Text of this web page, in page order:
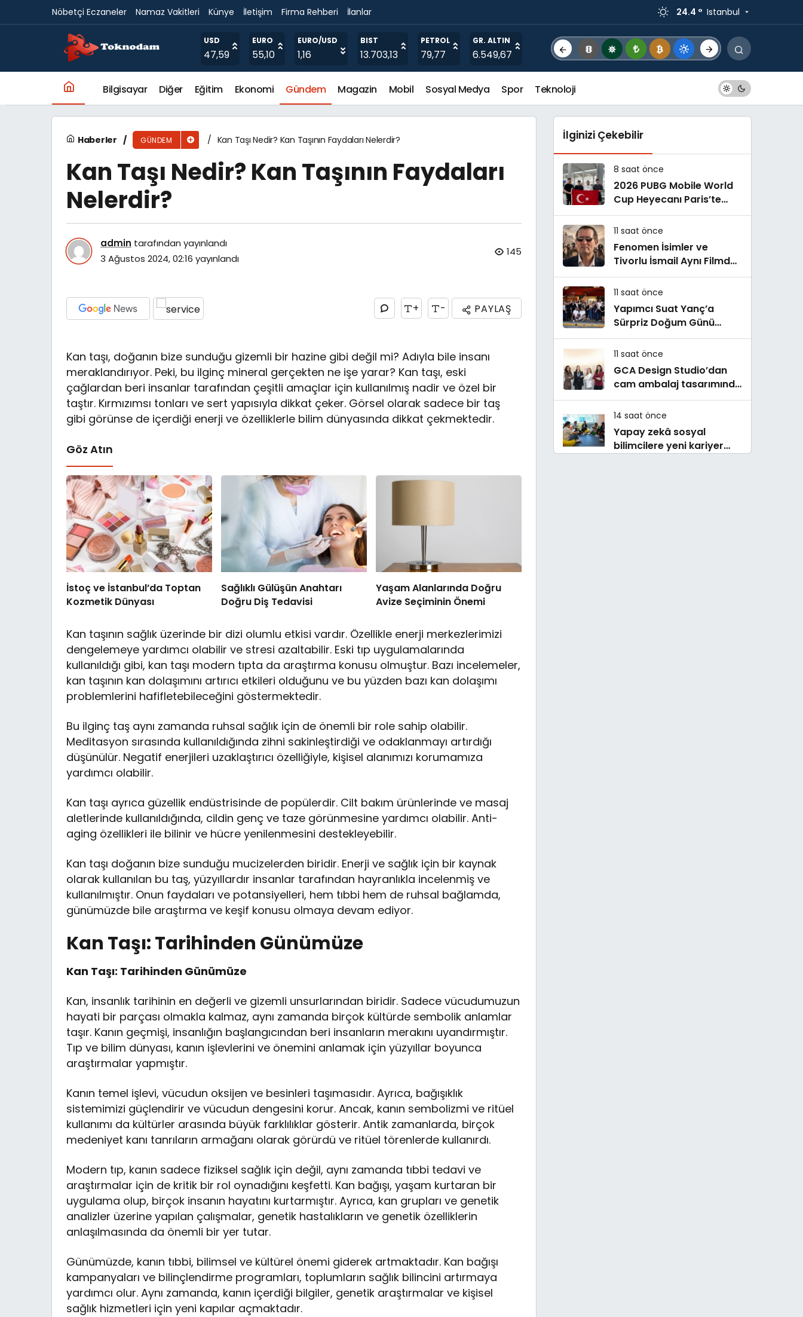
Nöbetçi Eczaneler Namaz Vakitleri Künye İletişim Firma Rehberi İlanlar 24.4 ° Istanbul
USD
47,59
EURO
55,10
EURO/USD
1,16
BIST
13.703,13
PETROL
79,77
GR. ALTIN
6.549,67
Bilgisayar Diğer Eğitim Ekonomi Gündem Magazin Mobil Sosyal Medya Spor Teknoloji
Haberler GÜNDEM Kan Taşı Nedir? Kan Taşının Faydaları Nelerdir?
Kan Taşı Nedir? Kan Taşının Faydaları
Nelerdir?
admin tarafından yayınlandı
3 Ağustos 2024, 02:16 yayınlandı
145
+ - PAYLAŞ
Kan taşı, doğanın bize sunduğu gizemli bir hazine gibi değil mi? Adıyla bile insanı
meraklandırıyor. Peki, bu ilginç mineral gerçekten ne işe yarar? Kan taşı, eski
çağlardan beri insanlar tarafından çeşitli amaçlar için kullanılmış nadir ve özel bir
taştır. Kırmızımsı tonları ve sert yapısıyla dikkat çeker. Görsel olarak sadece bir taş
gibi görünse de içerdiği enerji ve özelliklerle bilim dünyasında dikkat çekmektedir.
Göz Atın
İstoç ve İstanbul’da Toptan
Kozmetik Dünyası
Sağlıklı Gülüşün Anahtarı
Doğru Diş Tedavisi
Yaşam Alanlarında Doğru
Avize Seçiminin Önemi
Kan taşının sağlık üzerinde bir dizi olumlu etkisi vardır. Özellikle enerji merkezlerimizi
dengelemeye yardımcı olabilir ve stresi azaltabilir. Eski tıp uygulamalarında
kullanıldığı gibi, kan taşı modern tıpta da araştırma konusu olmuştur. Bazı incelemeler,
kan taşının kan dolaşımını artırıcı etkileri olduğunu ve bu yüzden bazı kan dolaşımı
problemlerini hafifletebileceğini göstermektedir.
Bu ilginç taş aynı zamanda ruhsal sağlık için de önemli bir role sahip olabilir.
Meditasyon sırasında kullanıldığında zihni sakinleştirdiği ve odaklanmayı artırdığı
düşünülür. Negatif enerjileri uzaklaştırıcı özelliğiyle, kişisel alanımızı korumamıza
yardımcı olabilir.
Kan taşı ayrıca güzellik endüstrisinde de popülerdir. Cilt bakım ürünlerinde ve masaj
aletlerinde kullanıldığında, cildin genç ve taze görünmesine yardımcı olabilir. Anti-
aging özellikleri ile bilinir ve hücre yenilenmesini destekleyebilir.
Kan taşı doğanın bize sunduğu mucizelerden biridir. Enerji ve sağlık için bir kaynak
olarak kullanılan bu taş, yüzyıllardır insanlar tarafından hayranlıkla incelenmiş ve
kullanılmıştır. Onun faydaları ve potansiyelleri, hem tıbbi hem de ruhsal bağlamda,
günümüzde bile araştırma ve keşif konusu olmaya devam ediyor.
Kan Taşı: Tarihinden Günümüze
Kan Taşı: Tarihinden Günümüze
Kan, insanlık tarihinin en değerli ve gizemli unsurlarından biridir. Sadece vücudumuzun
hayati bir parçası olmakla kalmaz, aynı zamanda birçok kültürde sembolik anlamlar
taşır. Kanın geçmişi, insanlığın başlangıcından beri insanların merakını uyandırmıştır.
Tıp ve bilim dünyası, kanın işlevlerini ve önemini anlamak için yüzyıllar boyunca
araştırmalar yapmıştır.
Kanın temel işlevi, vücudun oksijen ve besinleri taşımasıdır. Ayrıca, bağışıklık
sistemimizi güçlendirir ve vücudun dengesini korur. Ancak, kanın sembolizmi ve ritüel
kullanımı da kültürler arasında büyük farklılıklar gösterir. Antik zamanlarda, birçok
medeniyet kanı tanrıların armağanı olarak görürdü ve ritüel törenlerde kullanırdı.
Modern tıp, kanın sadece fiziksel sağlık için değil, aynı zamanda tıbbi tedavi ve
araştırmalar için de kritik bir rol oynadığını keşfetti. Kan bağışı, yaşam kurtaran bir
uygulama olup, birçok insanın hayatını kurtarmıştır. Ayrıca, kan grupları ve genetik
analizler üzerine yapılan çalışmalar, genetik hastalıkların ve genetik özelliklerin
anlaşılmasında da önemli bir yer tutar.
Günümüzde, kanın tıbbi, bilimsel ve kültürel önemi giderek artmaktadır. Kan bağışı
kampanyaları ve bilinçlendirme programları, toplumların sağlık bilincini artırmaya
yardımcı olur. Aynı zamanda, kanın içerdiği bilgiler, genetik araştırmalar ve kişisel
sağlık hizmetleri için yeni kapılar açmaktadır.
İlginizi Çekebilir
8 saat önce
2026 PUBG Mobile World
Cup Heyecanı Paris’te
Başlıyor
11 saat önce
Fenomen İsimler ve
Tivorlu İsmail Aynı Filmde
Buluştu! !Kozalak Devri! 7
Ağustos’ta Vizyonda
11 saat önce
Yapımcı Suat Yanç’a
Sürpriz Doğum Günü
Kutlaması!
11 saat önce
GCA Design Studio’dan
cam ambalaj tasarımında
bütüncül yaklaşım
14 saat önce
Yapay zekâ sosyal
bilimcilere yeni kariyer
Kalsedon Taşı Nedir? Kalsedon Taşının Faydaları Nelerdir?